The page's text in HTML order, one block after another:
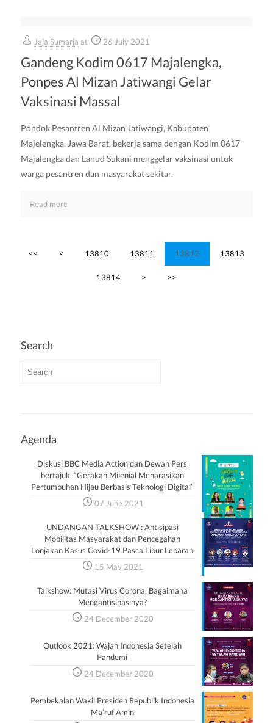
Jaja Sumarja at 26 July 2021
Gandeng Kodim 0617 Majalengka,
Ponpes Al Mizan Jatiwangi Gelar
Vaksinasi Massal
Pondok Pesantren Al Mizan Jatiwangi, Kabupaten
Majelengka, Jawa Barat, bekerja sama dengan Kodim 0617
Majalengka dan Lanud Sukani menggelar vaksinasi untuk
warga pesantren dan masyarakat sekitar.
Read more
<< < 13810 13811 13812 13813
13814 > >>
Search
Agenda
Diskusi BBC Media Action dan Dewan Pers
bertajuk, “Gerakan Milenial Menarasikan
Pertumbuhan Hijau Berbasis Teknologi Digital”
07 June 2021
UNDANGAN TALKSHOW : Antisipasi
Mobilitas Masyarakat dan Pencegahan
Lonjakan Kasus Covid-19 Pasca Libur Lebaran
15 May 2021
Talkshow: Mutasi Virus Corona, Bagaimana
Mengantisipasinya?
24 December 2020
Outlook 2021: Wajah Indonesia Setelah
Pandemi
24 December 2020
Pembekalan Wakil Presiden Republik Indonesia
Ma’ruf Amin